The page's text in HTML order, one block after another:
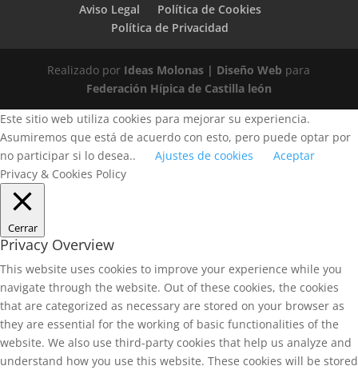
Aviso Legal
Política de Cookies
Política de Privacidad
Realizado por Ideas Molonas | Diseño Web para
Federación Hípica de Castilla león
Este sitio web utiliza cookies para mejorar su experiencia.
Asumiremos que está de acuerdo con esto, pero puede optar por
no participar si lo desea..
Ajustes de cookies
Aceptar
Privacy & Cookies Policy
Cerrar
Privacy Overview
This website uses cookies to improve your experience while you
navigate through the website. Out of these cookies, the cookies
that are categorized as necessary are stored on your browser as
they are essential for the working of basic functionalities of the
website. We also use third-party cookies that help us analyze and
understand how you use this website. These cookies will be stored